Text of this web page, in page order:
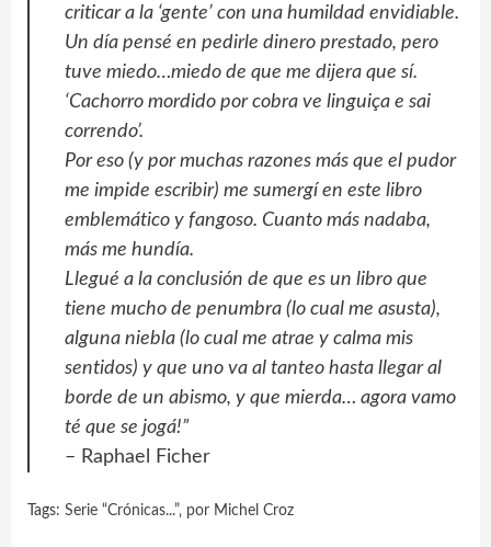
criticar a la ‘gente’ con una humildad envidiable.
Un día pensé en pedirle dinero prestado, pero
tuve miedo…miedo de que me dijera que sí.
‘Cachorro mordido por cobra ve linguiça e sai
correndo’.
Por eso (y por muchas razones más que el pudor
me impide escribir) me sumergí en este libro
emblemático y fangoso. Cuanto más nadaba,
más me hundía.
Llegué a la conclusión de que es un libro que
tiene mucho de penumbra (lo cual me asusta),
alguna niebla (lo cual me atrae y calma mis
sentidos) y que uno va al tanteo hasta llegar al
borde de un abismo, y que mierda… agora vamo
té que se jogá!”
– Raphael Ficher
Tags: Serie “Crónicas...”‚ por Michel Croz